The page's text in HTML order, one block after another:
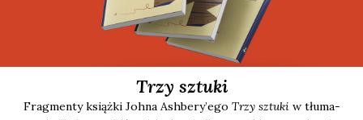
Trzy sztuki
Frag­men­ty książ­ki Joh­na Ashbery’ego Trzy sztu­kiw tłu­ma­